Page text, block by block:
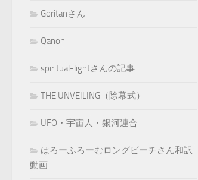
Goritanさん
Qanon
spiritual-lightさんの記事
THE UNVEILING（除幕式）
UFO・宇宙人・銀河連合
はろーふろーむロングビーチさん和訳
動画